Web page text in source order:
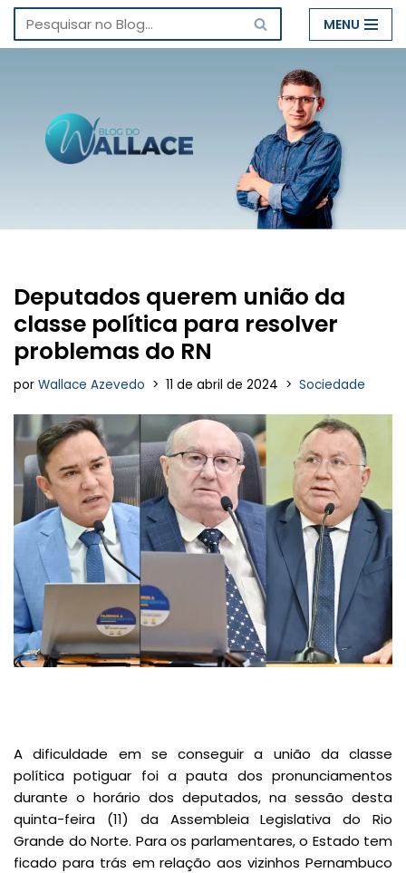
Pular
conteúdo
MENU
Deputados querem união da
classe política para resolver
problemas do RN
por Wallace Azevedo 11 de abril de 2024 Sociedade
A dificuldade em se conseguir a união da classe
política potiguar foi a pauta dos pronunciamentos
durante o horário dos deputados, na sessão desta
quinta-feira (11) da Assembleia Legislativa do Rio
Grande do Norte. Para os parlamentares, o Estado tem
ficado para trás em relação aos vizinhos Pernambuco